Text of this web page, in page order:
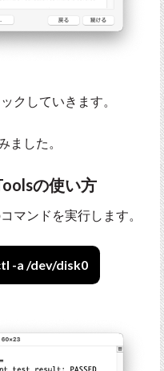
クしていきます。
ました。
の使い方
マンドを実行します。
-a /dev/disk0